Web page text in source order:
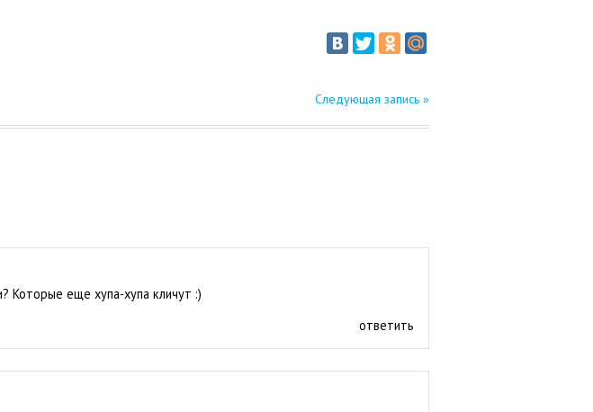
Следующая запись »
Которые еще хупа-хупа кличут :)
ответить